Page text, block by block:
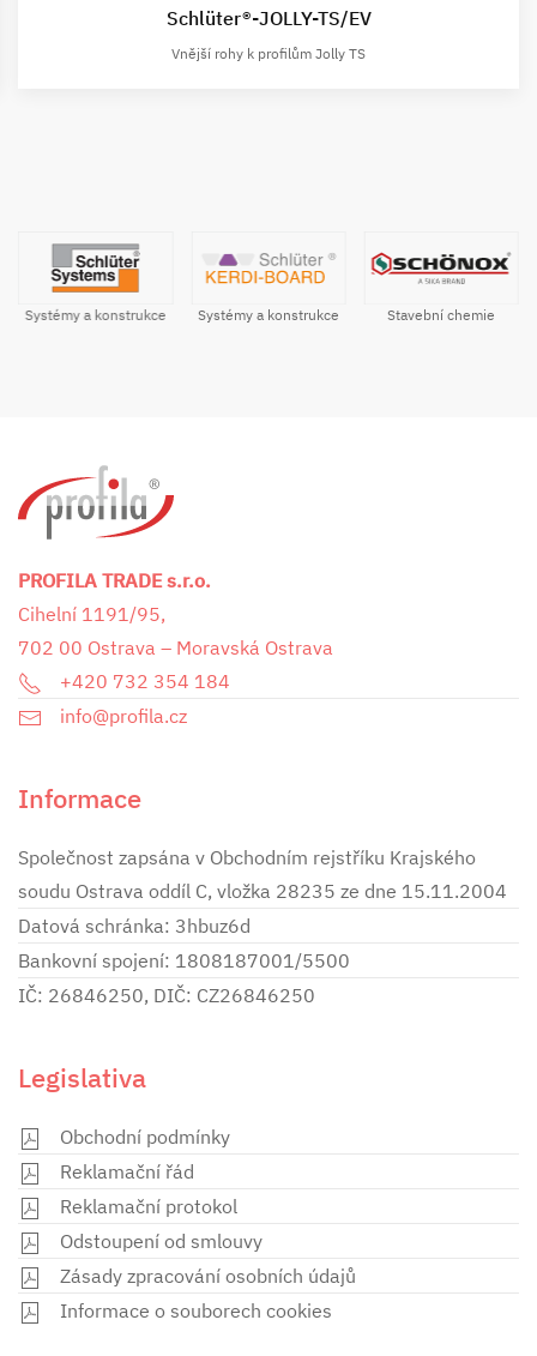
Schlüter®-JOLLY-TS/EV
Vnější rohy k profilům Jolly TS
Systémy a konstrukce Systémy a konstrukce Stavební chemie
PROFILA TRADE s.r.o.
Cihelní 1191/95,
702 00 Ostrava – Moravská Ostrava
+420 732 354 184
info@profila.cz
Informace
Společnost zapsána v Obchodním rejstříku Krajského
soudu Ostrava oddíl C, vložka 28235 ze dne 15.11.2004
Datová schránka: 3hbuz6d
Bankovní spojení: 1808187001/5500
IČ: 26846250, DIČ: CZ26846250
Legislativa
Obchodní podmínky
Reklamační řád
Reklamační protokol
Odstoupení od smlouvy
Zásady zpracování osobních údajů
Informace o souborech cookies